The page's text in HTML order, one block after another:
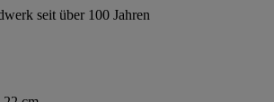
seit über 100 Jahren